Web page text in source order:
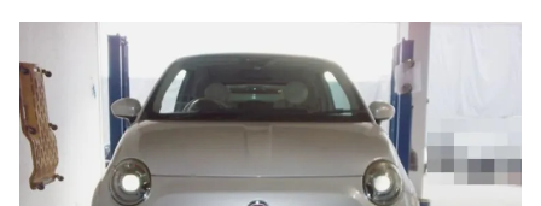
ケータハム岐阜
プライバシーポリシー
買取査定のご依頼
その他のお問い合わせ
中古車探しのご依頼・レンタカーのご相談